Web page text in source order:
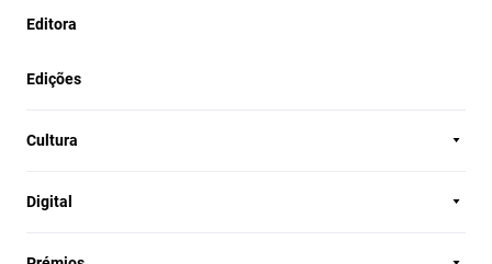
Editora
Edições
Cultura
Digital